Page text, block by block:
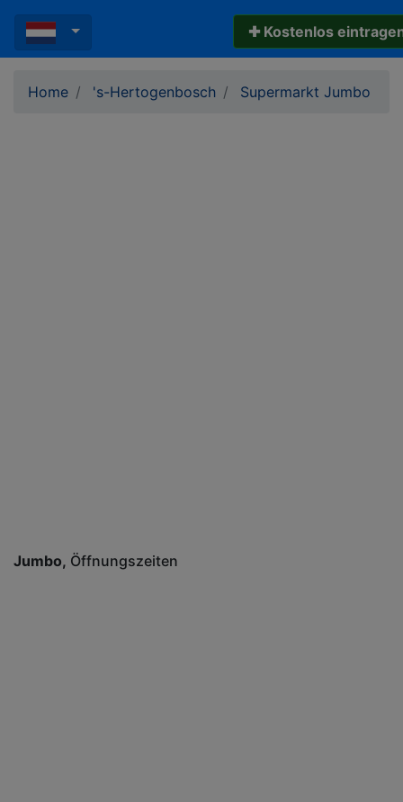
✚ Kostenlos
Home 's-Hertogenbosch Supermarkt Jumbo
Jumbo Öffnungszeiten